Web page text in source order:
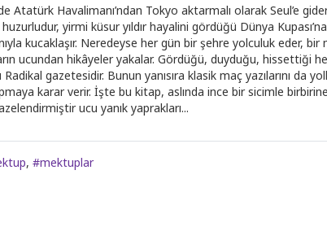
Havalimanı’ndan Tokyo aktarmalı olarak Seul’e
yirmi küsur yıldır hayalini gördüğü Dünya Kupası’na
kucaklaşır. Neredeyse her gün bir şehre yolculuk eder, bir
ucundan hikâyeler yakalar. Gördüğü, duyduğu, hissettiği
gazetesidir. Bunun yanısıra klasik maç yazılarını da
karar verir. İşte bu kitap, aslında ince bir sicimle birbirine
ucu yanık yaprakları...
, #mektuplar